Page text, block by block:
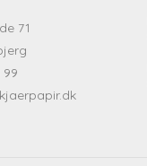
71
99